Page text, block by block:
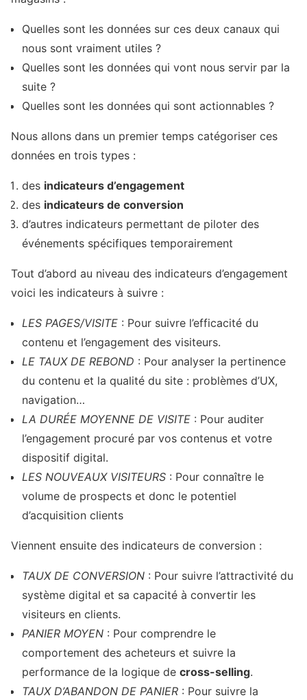
Quelles sont les données sur ces deux canaux qui
nous sont vraiment utiles ?
Quelles sont les données qui vont nous servir par la
suite ?
Quelles sont les données qui sont actionnables ?
Nous allons dans un premier temps catégoriser ces
données en trois types :
des indicateurs d’engagement
des indicateurs de conversion
d’autres indicateurs permettant de piloter des
événements spécifiques temporairement
Tout d’abord au niveau des indicateurs d’engagement
voici les indicateurs à suivre :
LES PAGES/VISITE : Pour suivre l’efficacité du
contenu et l’engagement des visiteurs.
LE TAUX DE REBOND : Pour analyser la pertinence
du contenu et la qualité du site : problèmes d’UX,
navigation…
LA DURÉE MOYENNE DE VISITE : Pour auditer
l’engagement procuré par vos contenus et votre
dispositif digital.
LES NOUVEAUX VISITEURS : Pour connaître le
volume de prospects et donc le potentiel
d’acquisition clients
Viennent ensuite des indicateurs de conversion :
TAUX DE CONVERSION : Pour suivre l’attractivité du
système digital et sa capacité à convertir les
visiteurs en clients.
PANIER MOYEN : Pour comprendre le
comportement des acheteurs et suivre la
performance de la logique de cross-selling.
TAUX D’ABANDON DE PANIER : Pour suivre la